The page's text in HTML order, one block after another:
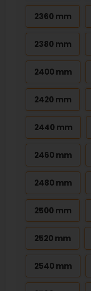
2360 mm
2380 mm
2400 mm
2420 mm
2440 mm
2460 mm
2480 mm
2500 mm
2520 mm
2540 mm